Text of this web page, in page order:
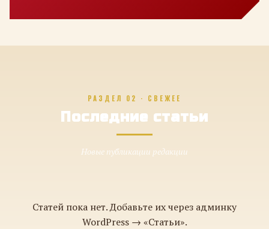
РАЗДЕЛ 02 · СВЕЖЕЕ
Последние статьи
Новые публикации редакции
Статей пока нет. Добавьте их через админку
WordPress → «Статьи».